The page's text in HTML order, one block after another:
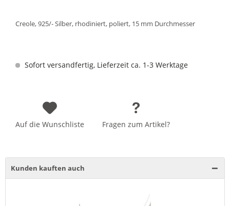
Creole, 925/- Silber, rhodiniert, poliert, 15 mm Durchmesser
Sofort versandfertig, Lieferzeit ca. 1-3 Werktage
Auf die Wunschliste Fragen zum Artikel?
Kunden kauften auch